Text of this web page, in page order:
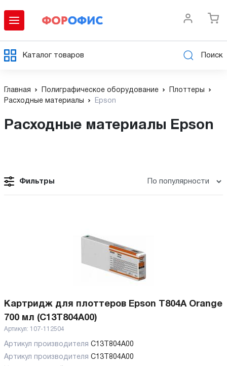
Каталог товаров Поиск
Главная Полиграфическое оборудование
Плоттеры
Расходные материалы
Epson
Расходные материалы Epson
Фильтры
Картридж для плоттеров Epson T804A Orange
700 мл (C13T804A00)
Артикул: 107-112504
Артикул производителя C13T804A00
Артикул производителя C13T804A00